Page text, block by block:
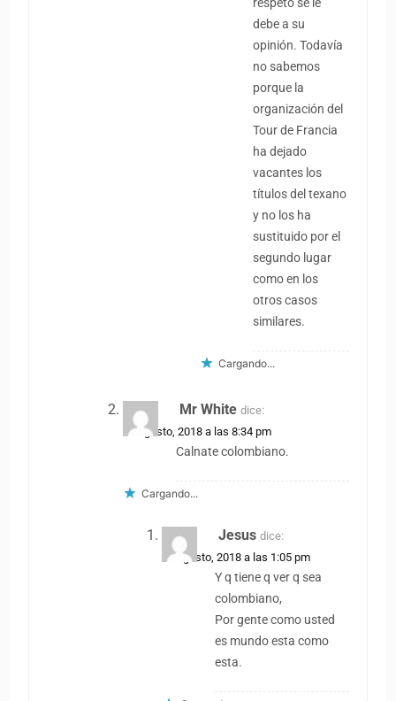
respeto se le
debe a su
opinión. Todavía
no sabemos
porque la
organización del
Tour de Francia
ha dejado
vacantes los
títulos del texano
y no los ha
sustituido por el
segundo lugar
como en los
otros casos
similares.
Cargando...
Mr White dice:
18 agosto, 2018 a las 8:34 pm
Calnate colombiano.
Cargando...
Jesus dice:
19 agosto, 2018 a las 1:05 pm
Y q tiene q ver q sea
colombiano,
Por gente como usted
es mundo esta como
esta.